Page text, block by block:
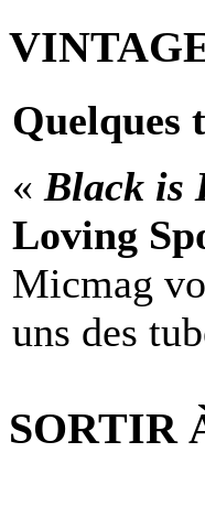
Quelques
« Black is
Loving
Micmag
uns des
SORTIR